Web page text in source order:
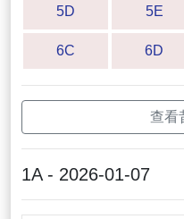
5D 5E
6C 6D
查看
1A - 2026-01-07